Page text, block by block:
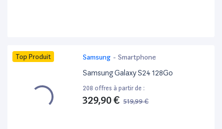
Top Produit Samsung - Smartphone
Samsung Galaxy S24 128Go
208 offres à partir de :
329,90 € 519,99 €